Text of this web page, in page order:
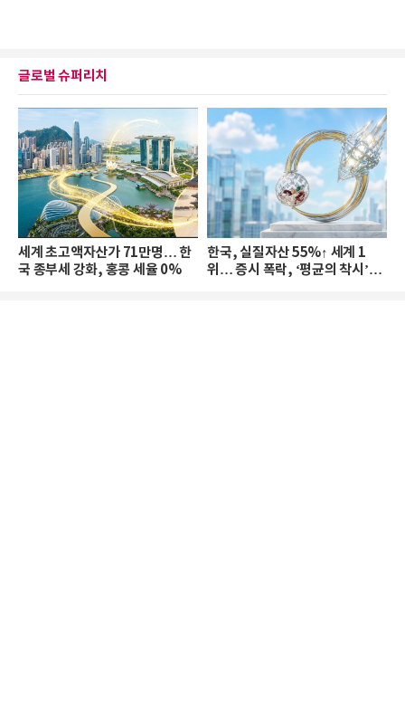
글로벌 슈퍼리치
세계 초고액자산가 71만명… 한
국 종부세 강화, 홍콩 세율 0%
한국, 실질자산 55%↑ 세계 1
위… 증시 폭락, ‘평균의 착시’와